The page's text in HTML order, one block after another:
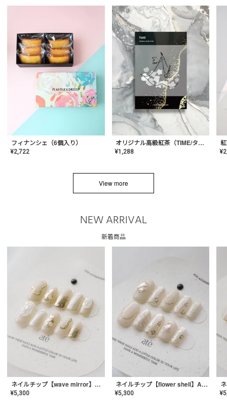
フィナンシェ（6個入り）
¥2,722
オリジナル高級紅茶（TIME/タイム）【ギフト/プチギフト/プレゼント/内祝い/結婚式/オリジナル配合/高品質/ハーブティー/茶葉/記念日/お返し/手土産/美容/おしゃれ】
¥1,288 ¥
View more
NEW ARRIVAL
新着商品
ネイルチップ【wave mirror】AE-CONA-04
¥5,300
ネイルチップ【flower shell】AE-CONA-03
¥5,300 ¥